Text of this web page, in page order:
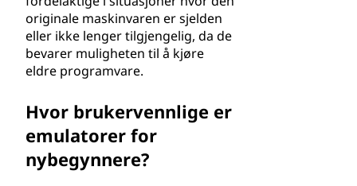
originale maskinvaren er sjelden
eller ikke lenger tilgjengelig, da de
bevarer muligheten til å kjøre
eldre programvare.
Hvor brukervennlige er
emulatorer for
nybegynnere?